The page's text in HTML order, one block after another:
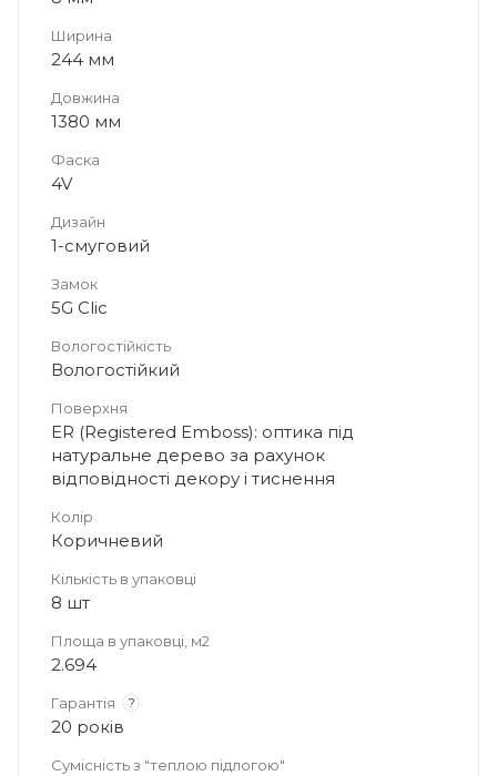
Ширина
244 мм
Довжина
1380 мм
Фаска
4V
Дизайн
1-смуговий
Замок
5G Clic
Вологостійкість
Вологостійкий
Поверхня
ER (Registered Emboss): оптика під
натуральне дерево за рахунок
відповідності декору і тиснення
Колір
Коричневий
Кількість в упаковці
8 шт
Площа в упаковці, м2
2.694
Гарантія ?
20 років
Сумісність з "теплою підлогою"